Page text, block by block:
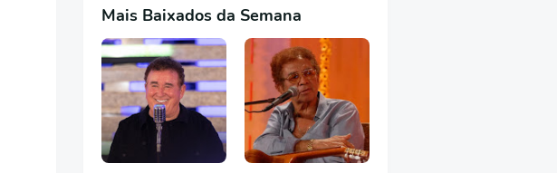
Mais Baixados da Semana